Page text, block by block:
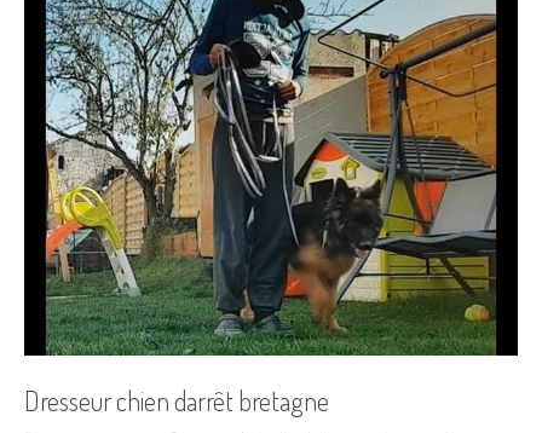
Dresseur chien darrêt bretagne